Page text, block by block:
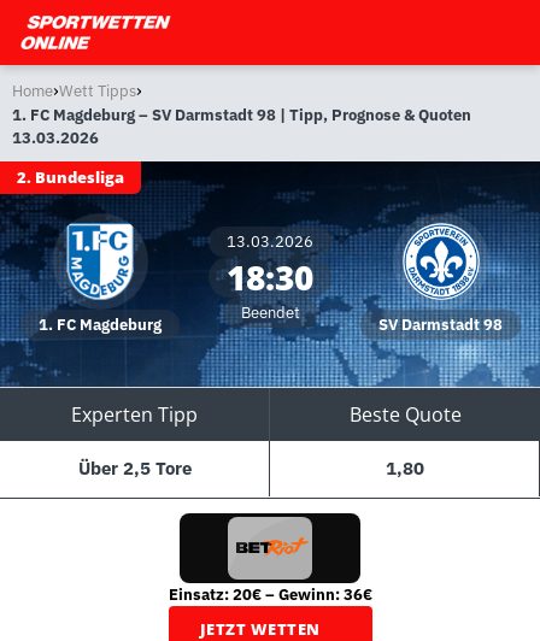
Home›Wett Tipps›
1. FC Magdeburg – SV Darmstadt 98 | Tipp, Prognose & Quoten
13.03.2026
2. Bundesliga
1. FC Magdeburg
13.03.2026
18:30
Beendet
SV Darmstadt 98
Experten Tipp Beste Quote
Über 2,5 Tore 1,80
Einsatz: 20€ – Gewinn: 36€
JETZT WETTEN